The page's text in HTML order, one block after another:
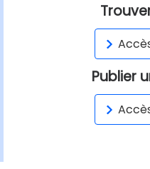
Publier